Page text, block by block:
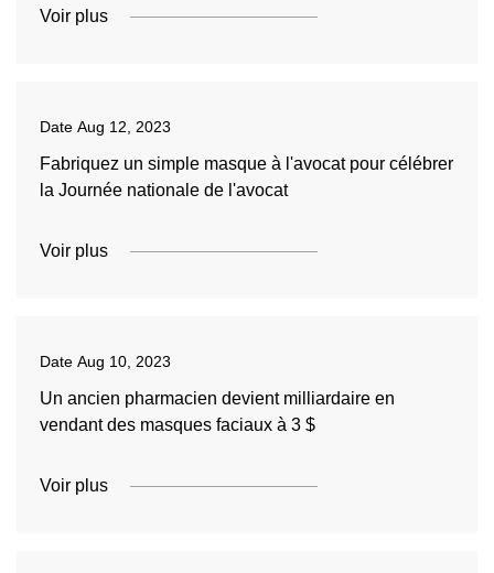
Voir plus
Date Aug 12, 2023
Fabriquez un simple masque à l'avocat pour célébrer
la Journée nationale de l'avocat
Voir plus
Date Aug 10, 2023
Un ancien pharmacien devient milliardaire en
vendant des masques faciaux à 3 $
Voir plus